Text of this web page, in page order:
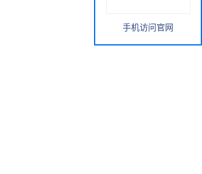
手机访问官网